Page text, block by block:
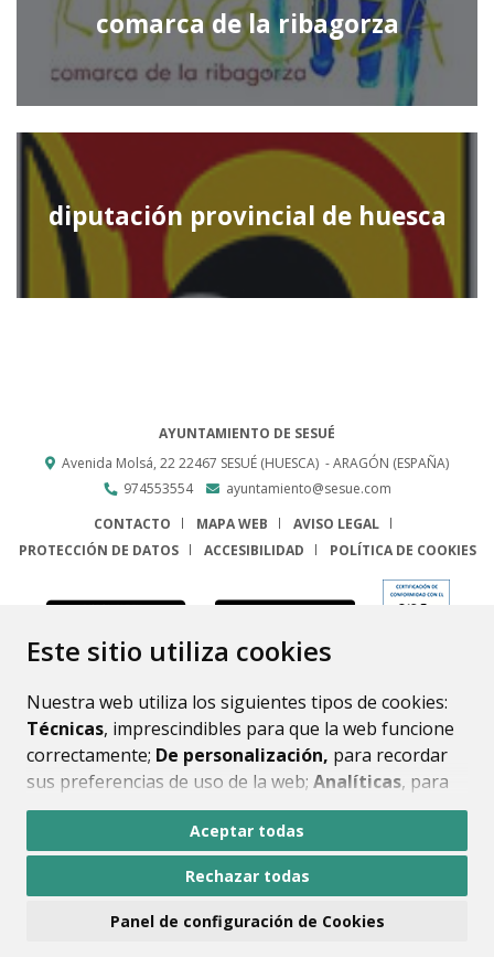
Este sitio utiliza cookies
Nuestra web utiliza los siguientes tipos de cookies:
Técnicas, imprescindibles para que la web funcione
correctamente; De personalización, para recordar
sus preferencias de uso de la web; Analíticas, para
mejorar el funcionamiento de la web y sus servicios.
Si acepta pulsando el botón“Aceptar todas”
consideramos que acepta su uso. Si pulsa el botón
ninguna acción, se guardarán las cookies técnicas
Aceptar todas
Rechazar todas
Panel de configuración de Cookies
comarca de la ribagorza
diputación provincial de huesca
AYUNTAMIENTO DE SESUÉ
Avenida Molsá, 2222467 SESUÉ (HUESCA) - ARAGÓN (ESPAÑA)
974553554
ayuntamiento@sesue.com
CONTACTO
MAPA WEB
AVISO LEGAL
PROTECCIÓN DE DATOS
ACCESIBILIDAD POLÍTICA DE COOKIES